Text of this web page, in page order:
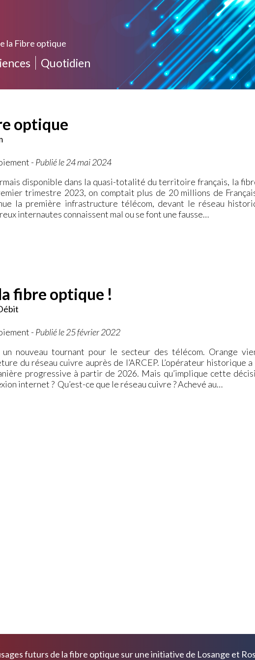
la Fibre optique
Quotidien
optique
- Publié le 24 mai 2024
disponible dans la quasi-totalité du territoire français, la
trimestre 2023, on comptait plus de 20 millions de
la première infrastructure télécom, devant le réseau
internautes connaissent mal ou se font une fausse…
fibre optique !
- Publié le 25 février 2022
un nouveau tournant pour le secteur des télécom. Orange
du réseau cuivre auprès de l’ARCEP. L’opérateur historique
progressive à partir de 2026. Mais qu’implique cette
internet ? Qu’est-ce que le réseau cuivre ? Achevé au…
futurs de la fibre optique sur une initiative de Losange et